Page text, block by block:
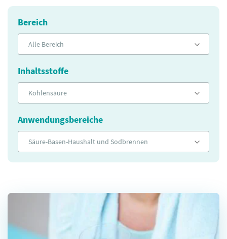
Bereich
Alle Bereich
Inhaltsstoffe
Kohlensäure
Anwendungsbereiche
Säure-Basen-Haushalt und Sodbrennen